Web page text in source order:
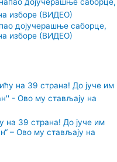
дојучерашње саборце,
изборе (ВИДЕО)
на 39 страна! До јуче им
– Ово му стављају на